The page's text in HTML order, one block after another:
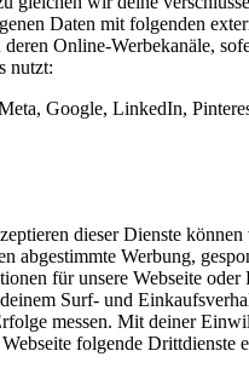
Daten mit folgenden
deren Online-Werbekanäle,
nutzt:
Google, LinkedIn,
dieser Dienste
abgestimmte Werbung,
für unsere Webseite oder
Surf- und
messen. Mit deiner
folgende Drittdienste